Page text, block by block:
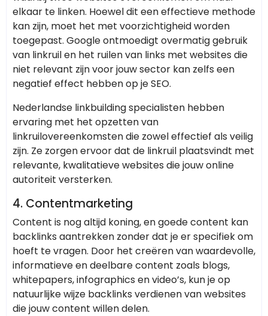
elkaar te linken. Hoewel dit een effectieve methode
kan zijn, moet het met voorzichtigheid worden
toegepast. Google ontmoedigt overmatig gebruik
van linkruil en het ruilen van links met websites die
niet relevant zijn voor jouw sector kan zelfs een
negatief effect hebben op je SEO.
Nederlandse linkbuilding specialisten hebben
ervaring met het opzetten van
linkruilovereenkomsten die zowel effectief als veilig
zijn. Ze zorgen ervoor dat de linkruil plaatsvindt met
relevante, kwalitatieve websites die jouw online
autoriteit versterken.
4. Contentmarketing
Content is nog altijd koning, en goede content kan
backlinks aantrekken zonder dat je er specifiek om
hoeft te vragen. Door het creëren van waardevolle,
informatieve en deelbare content zoals blogs,
whitepapers, infographics en video’s, kun je op
natuurlijke wijze backlinks verdienen van websites
die jouw content willen delen.